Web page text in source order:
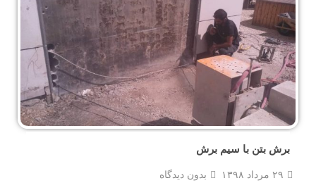
برش بتن با سیم برش
۲۹ مرداد ۱۳۹۸
بدون دیدگاه